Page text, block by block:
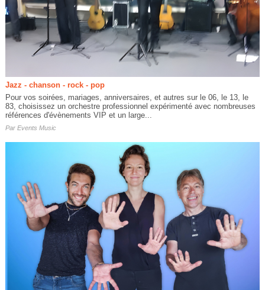
Jazz - chanson - rock - pop
Pour vos soirées, mariages, anniversaires, et autres sur le 06, le 13, le
83, choisissez un orchestre professionnel expérimenté avec nombreuses
références d'évènements VIP et un large...
Par Events Music